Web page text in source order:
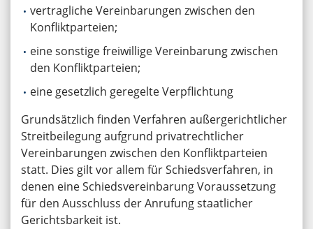
vertragliche Vereinbarungen zwischen den
Konfliktparteien;
eine sonstige freiwillige Vereinbarung zwischen
den Konfliktparteien;
eine gesetzlich geregelte Verpflichtung
Grundsätzlich finden Verfahren außergerichtlicher
Streitbeilegung aufgrund privatrechtlicher
Vereinbarungen zwischen den Konfliktparteien
statt. Dies gilt vor allem für Schiedsverfahren, in
denen eine Schiedsvereinbarung Voraussetzung
für den Ausschluss der Anrufung staatlicher
Gerichtsbarkeit ist.